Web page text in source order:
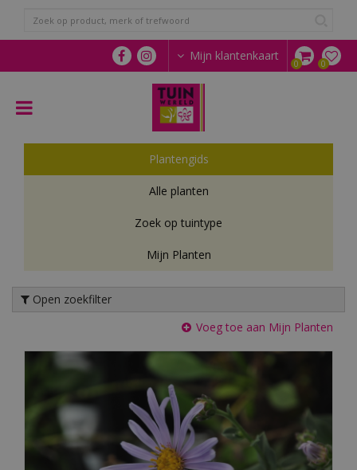
n
a
Mijn klantenkaart
Plantengids
Alle planten
Zoek op tuintype
Mijn Planten
Open zoekfilter
Voeg toe aan Mijn Planten